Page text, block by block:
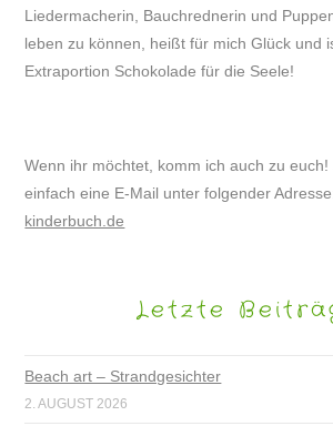
Liedermacherin, Bauchrednerin und
leben zu können, heißt für mich Glück und
Extraportion Schokolade für die Seele!
Wenn ihr möchtet, komm ich auch zu
einfach eine E-Mail unter folgender
kinderbuch.de
Letzte
Beach art – Strandgesichter
2. AUGUST 2026